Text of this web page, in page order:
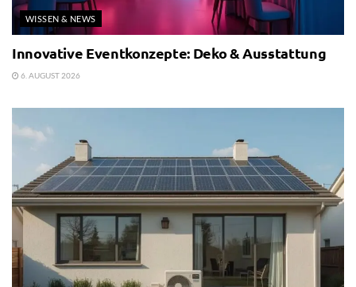
WISSEN & NEWS
Innovative Eventkonzepte: Deko & Ausstattung
6. AUGUST 2026